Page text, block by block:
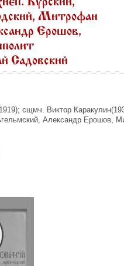
Митрофан
Ерошов,
Садовский
сщмч. Виктор
Александр Ерошов,